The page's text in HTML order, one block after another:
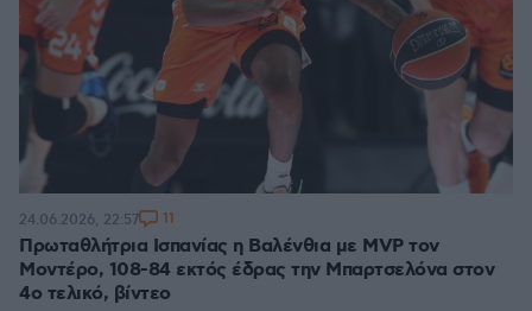
Πρωταθλήτρια Ισπανίας η Βαλένθια με MVP τον
Μοντέρο, 108-84 εκτός έδρας την Μπαρτσελόνα στον
4ο τελικό, βίντεο
24.06.2026, 22:57 11